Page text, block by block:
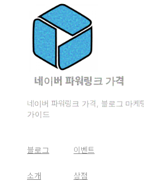
네이버 파워링크 가격
네이버 파워링크 가격, 블로그 마
가이드
블로그
소개
이벤트
상점